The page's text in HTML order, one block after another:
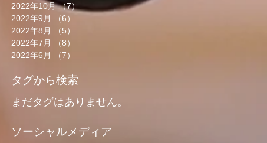
2022年10月 （7）
7件の記事
2022年9月
（6）
2022年8月
（5）
2022年7月
（8）
2022年6月
（7）
タグから検索
まだタグはありません。
ソーシャルメディア